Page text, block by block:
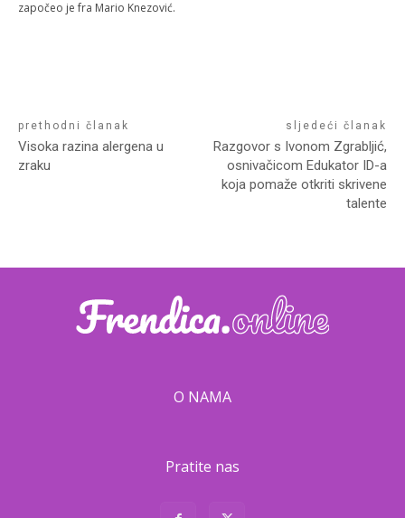
započeo je fra Mario Knezović.
prethodni članak
Visoka razina alergena u
zraku
sljedeći članak
Razgovor s Ivonom Zgrabljić,
osnivačicom Edukator ID-a
koja pomaže otkriti skrivene
talente
O NAMA
Pratite nas